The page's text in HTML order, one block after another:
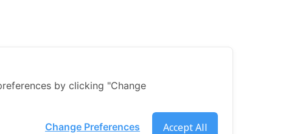
by clicking "Change
Accept All
Change Preferences